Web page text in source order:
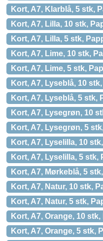
Kort, A7, Klarblå, 5 stk,
Kort, A7, Lilla, 10 stk,
Kort, A7, Lilla, 5 stk,
Kort, A7, Lime, 10 stk,
Kort, A7, Lime, 5 stk,
Kort, A7, Lyseblå, 10
Kort, A7, Lyseblå, 5 stk,
Kort, A7, Lysegrøn, 10
Kort, A7, Lysegrøn, 5
Kort, A7, Lyselilla, 10
Kort, A7, Lyselilla, 5 stk,
Kort, A7, Mørkeblå, 5
Kort, A7, Natur, 10 stk,
Kort, A7, Natur, 5 stk,
Kort, A7, Orange, 10
Kort, A7, Orange, 5 stk,